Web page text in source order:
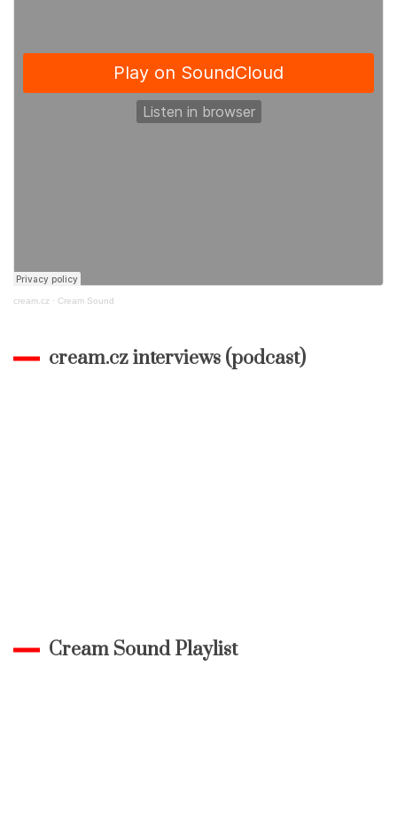
cream.cz · Cream Sound
cream.cz interviews (podcast)
Cream Sound Playlist